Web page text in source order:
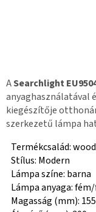
ASearchlight
anyaghasználatával
kiegészítője
szerkezetű lámpa
Termékcsalád:
Stílus: Modern
Lámpa színe: barna
Lámpa anyaga:
Magasság (mm):